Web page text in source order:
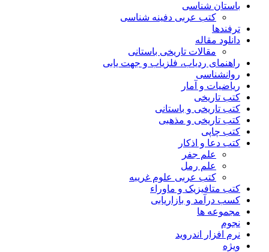
باستان شناسی
کتب عربی دفینه شناسی
ترفندها
دانلود مقاله
مقالات تاریخی باستانی
راهنمای ردیاب، فلزیاب و جهت یابی
روانشناسی
ریاضیات و آمار
کتب تاریخی
کتب تاریخی و باستانی
کتب تاریخی و مذهبی
کتب چاپی
کتب دعا و اذکار
علم جفر
علم رمل
کتب عربی علوم غریبه
کتب متافیزیک و ماوراء
کسب درآمد و بازاریابی
مجموعه ها
نجوم
نرم افزار اندروید
ویژه